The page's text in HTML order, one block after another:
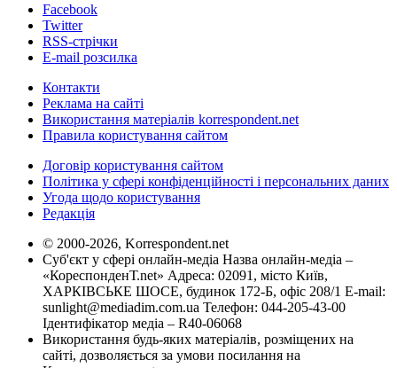
Facebook
Twitter
RSS-стрічки
E-mail розсилка
Контакти
Реклама на сайті
Використання матеріалів korrespondent.net
Правила користування сайтом
Договір користування сайтом
Політика у сфері конфіденційності і персональних даних
Угода щодо користування
Редакція
© 2000-2026, Korrespondent.net
Суб'єкт у сфері онлайн-медіа Назва онлайн-медіа –
«КореспонденТ.net» Адреса: 02091, місто Київ,
ХАРКІВСЬКЕ ШОСЕ, будинок 172-Б, офіс 208/1 E-mail:
sunlight@mediadim.com.ua Телефон: 044-205-43-00
Ідентифікатор медіа – R40-06068
Використання будь-яких матеріалів, розміщених на
сайті, дозволяється за умови посилання на